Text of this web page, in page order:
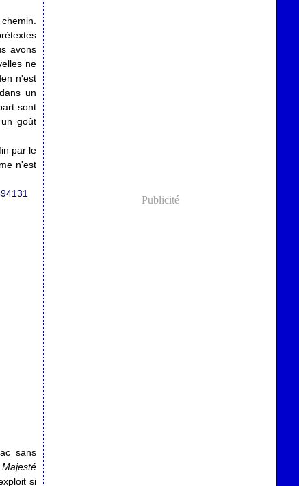
avons
ne
n'est
un
sont
goût
par le
n'est
sans
si
Publicité